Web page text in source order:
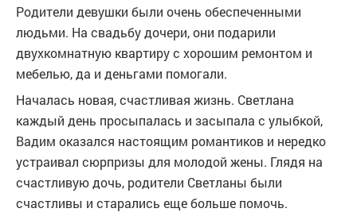
Родители девушки были очень обеспеченными
людьми. На свадьбу дочери, они подарили
двухкомнатную квартиру с хорошим ремонтом и
мебелью, да и деньгами помогали.
Началась новая, счастливая жизнь. Светлана
каждый день просыпалась и засыпала с улыбкой,
Вадим оказался настоящим романтиков и нередко
устраивал сюрпризы для молодой жены. Глядя на
счастливую дочь, родители Светланы были
счастливы и старались еще больше помочь.